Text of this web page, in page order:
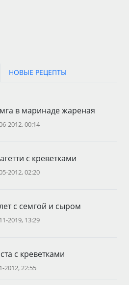
НОВЫЕ РЕЦЕПТЫ
в маринаде жареная
2012, 00:14
с креветками
2012, 02:20
с семгой и сыром
2019, 13:29
с креветками
2012, 22:55